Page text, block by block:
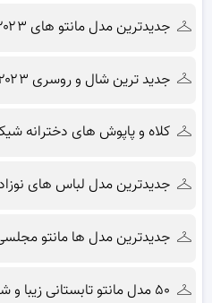
جدیدترین مدل مانتو های ۲۰۲۳
جدید ترین شال و روسری ۲۰۲۳
کلاه و پاپوش های دخترانه
جدیدترین مدل لباس های
جدیدترین مدل ها مانتو مجلسی
۵۰ مدل مانتو تابستانی زیبا و شیک ۲۰۲۲